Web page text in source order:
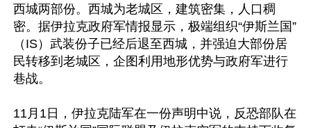
西城两部份。西城为老城区，建筑密集，人口稠
密。据伊拉克政府军情报显示，极端组织“伊斯兰国”
（IS）武装份子已经后退至西城，并强迫大部份居
民转移到老城区，企图利用地形优势与政府军进行
巷战。
11月1日，伊拉克陆军在一份声明中说，反恐部队在